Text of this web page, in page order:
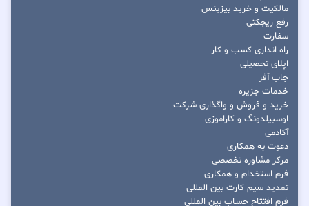
مالکیت و خرید بیزینس
رفع ریجکتی
سفارت
راه اندازی کسب و کار
اپلای تحصیلی
جاب آفر
خدمات جزیره
خرید و فروش و واگذاری شرکت
اوسبیلدونگ و کاراموزی
آکادمی
دعوت به همکاری
مرکز مشاوره تخصصی
فرم استخدام و همکاری
تمدید سیم کارت بین المللی
فرم افتتاح حساب بین المللی